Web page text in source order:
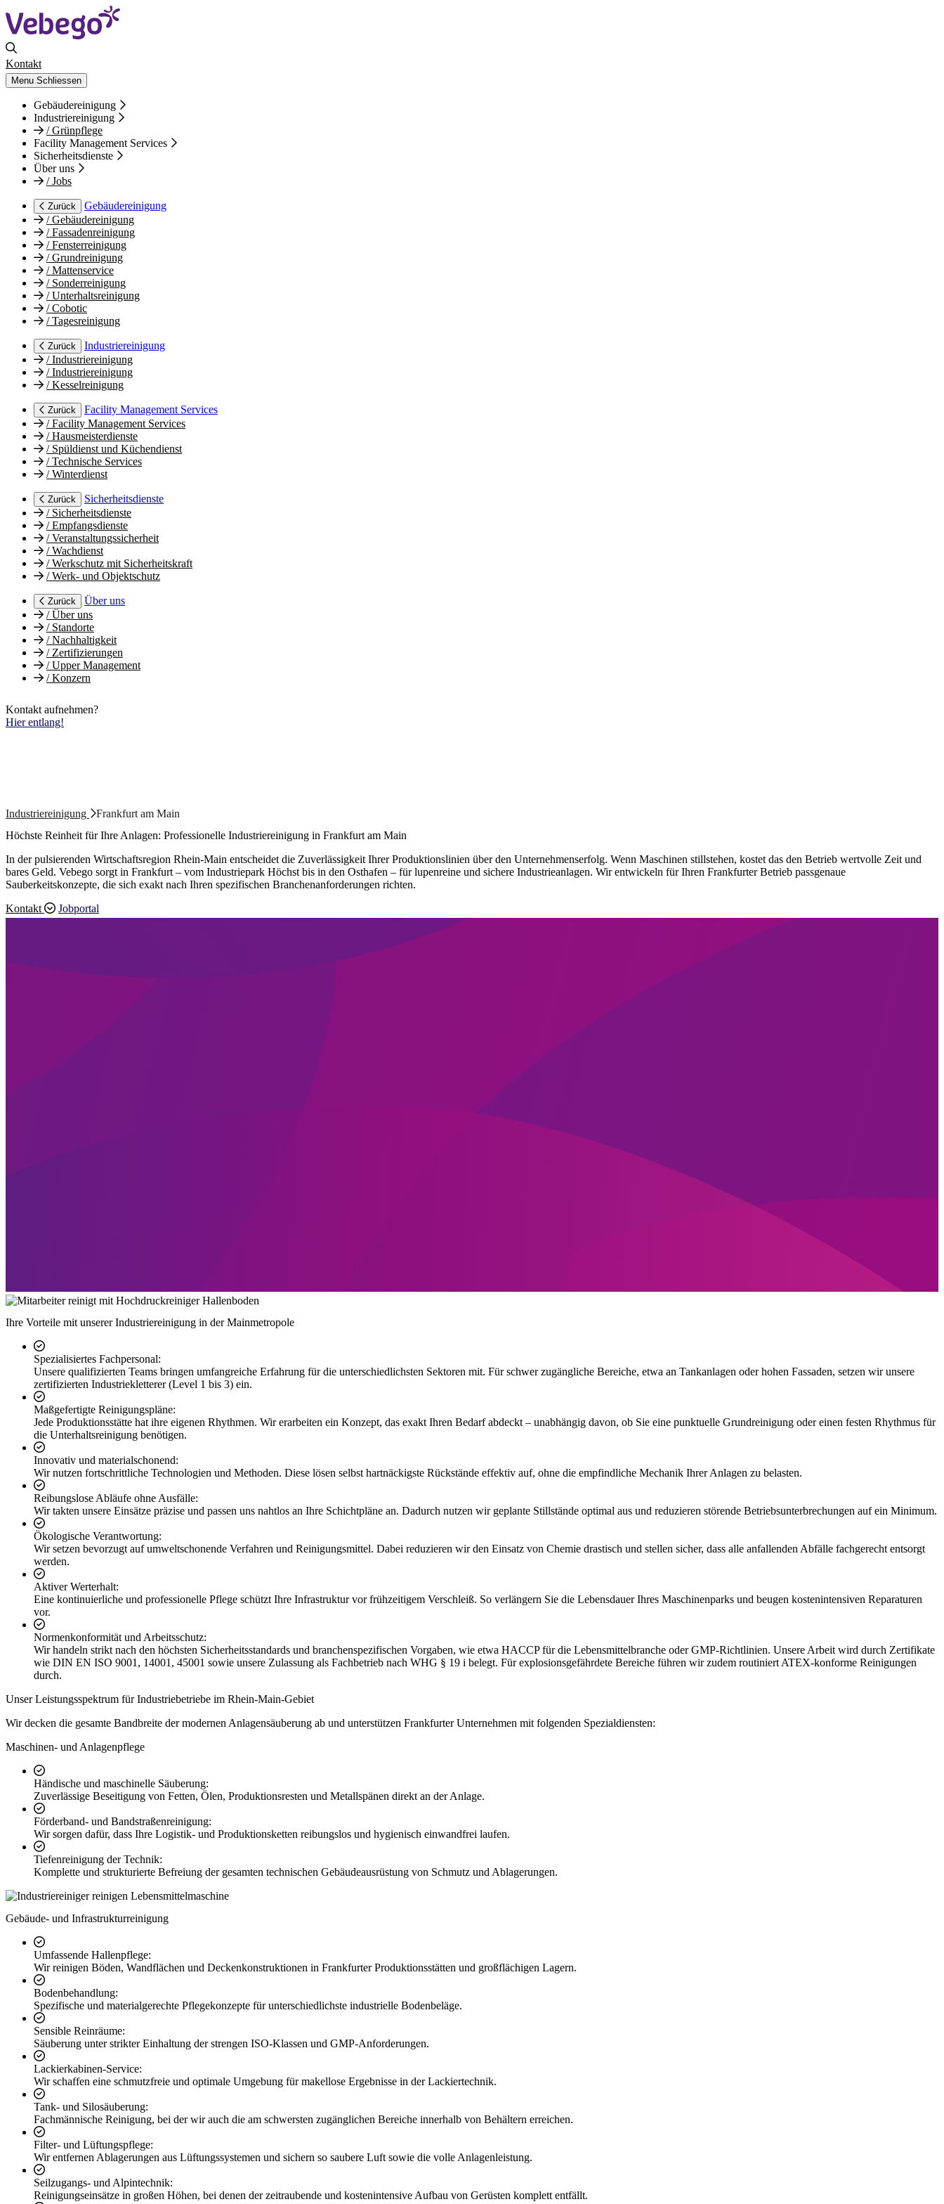
Kontakt
Menu Schliessen
Gebäudereinigung
Industriereinigung
/Grünpflege
Facility Management Services
Sicherheitsdienste
Über uns
/Jobs
Zurück
Gebäudereinigung
/Gebäudereinigung
/Fassadenreinigung
/Fensterreinigung
/Grundreinigung
/Mattenservice
/Sonderreinigung
/Unterhaltsreinigung
/Cobotic
/Tagesreinigung
Zurück
Industriereinigung
/Industriereinigung
/Industriereinigung
/Kesselreinigung
Zurück
Facility Management Services
/Facility Management Services
/Hausmeisterdienste
/Spüldienst und Küchendienst
/Technische Services
/Winterdienst
Zurück
Sicherheitsdienste
/Sicherheitsdienste
/Empfangsdienste
/Veranstaltungssicherheit
/Wachdienst
/Werkschutz mit Sicherheitskraft
/Werk- und Objektschutz
Zurück
Über uns
/Über uns
/Standorte
/Nachhaltigkeit
/Zertifizierungen
/Upper Management
/Konzern
Kontakt aufnehmen?
Hier entlang!
Industriereinigung
Frankfurt am Main
Höchste Reinheit für Ihre Anlagen: Professionelle Industriereinigung in Frankfurt am Main
In der pulsierenden Wirtschaftsregion Rhein-Main entscheidet die Zuverlässigkeit Ihrer Produktionslinien über den Unternehmenserfolg. Wenn Maschinen stillstehen, kostet das den Betrieb wertvolle Zeit und
bares Geld. Vebego sorgt in Frankfurt – vom Industriepark Höchst bis in den Osthafen – für lupenreine und sichere Industrieanlagen. Wir entwickeln für Ihren Frankfurter Betrieb passgenaue
Sauberkeitskonzepte, die sich exakt nach Ihren spezifischen Branchenanforderungen richten.
Kontakt
Jobportal
Ihre Vorteile mit unserer Industriereinigung in der Mainmetropole
Spezialisiertes Fachpersonal:
Unsere qualifizierten Teams bringen umfangreiche Erfahrung für die unterschiedlichsten Sektoren mit. Für schwer zugängliche Bereiche, etwa an Tankanlagen oder hohen Fassaden, setzen wir unsere
zertifizierten Industriekletterer (Level 1 bis 3) ein.
Maßgefertigte Reinigungspläne:
Jede Produktionsstätte hat ihre eigenen Rhythmen. Wir erarbeiten ein Konzept, das exakt Ihren Bedarf abdeckt – unabhängig davon, ob Sie eine punktuelle Grundreinigung oder einen festen Rhythmus für
die Unterhaltsreinigung benötigen.
Innovativ und materialschonend:
Wir nutzen fortschrittliche Technologien und Methoden. Diese lösen selbst hartnäckigste Rückstände effektiv auf, ohne die empfindliche Mechanik Ihrer Anlagen zu belasten.
Reibungslose Abläufe ohne Ausfälle:
Wir takten unsere Einsätze präzise und passen uns nahtlos an Ihre Schichtpläne an. Dadurch nutzen wir geplante Stillstände optimal aus und reduzieren störende Betriebsunterbrechungen auf ein Minimum.
Ökologische Verantwortung:
Wir setzen bevorzugt auf umweltschonende Verfahren und Reinigungsmittel. Dabei reduzieren wir den Einsatz von Chemie drastisch und stellen sicher, dass alle anfallenden Abfälle fachgerecht entsorgt
werden.
Aktiver Werterhalt:
Eine kontinuierliche und professionelle Pflege schützt Ihre Infrastruktur vor frühzeitigem Verschleiß. So verlängern Sie die Lebensdauer Ihres Maschinenparks und beugen kostenintensiven Reparaturen
vor.
Normenkonformität und Arbeitsschutz:
Wir handeln strikt nach den höchsten Sicherheitsstandards und branchenspezifischen Vorgaben, wie etwa HACCP für die Lebensmittelbranche oder GMP-Richtlinien. Unsere Arbeit wird durch Zertifikate
wie DIN EN ISO 9001, 14001, 45001 sowie unsere Zulassung als Fachbetrieb nach WHG § 19 i belegt. Für explosionsgefährdete Bereiche führen wir zudem routiniert ATEX-konforme Reinigungen
durch.
Unser Leistungsspektrum für Industriebetriebe im Rhein-Main-Gebiet
Wir decken die gesamte Bandbreite der modernen Anlagensäuberung ab und unterstützen Frankfurter Unternehmen mit folgenden Spezialdiensten:
Maschinen- und Anlagenpflege
Händische und maschinelle Säuberung:
Zuverlässige Beseitigung von Fetten, Ölen, Produktionsresten und Metallspänen direkt an der Anlage.
Förderband- und Bandstraßenreinigung:
Wir sorgen dafür, dass Ihre Logistik- und Produktionsketten reibungslos und hygienisch einwandfrei laufen.
Tiefenreinigung der Technik:
Komplette und strukturierte Befreiung der gesamten technischen Gebäudeausrüstung von Schmutz und Ablagerungen.
Gebäude- und Infrastrukturreinigung
Umfassende Hallenpflege:
Wir reinigen Böden, Wandflächen und Deckenkonstruktionen in Frankfurter Produktionsstätten und großflächigen Lagern.
Bodenbehandlung:
Spezifische und materialgerechte Pflegekonzepte für unterschiedlichste industrielle Bodenbeläge.
Sensible Reinräume:
Säuberung unter strikter Einhaltung der strengen ISO-Klassen und GMP-Anforderungen.
Lackierkabinen-Service:
Wir schaffen eine schmutzfreie und optimale Umgebung für makellose Ergebnisse in der Lackiertechnik.
Tank- und Silosäuberung:
Fachmännische Reinigung, bei der wir auch die am schwersten zugänglichen Bereiche innerhalb von Behältern erreichen.
Filter- und Lüftungspflege:
Wir entfernen Ablagerungen aus Lüftungssystemen und sichern so saubere Luft sowie die volle Anlagenleistung.
Seilzugangs- und Alpintechnik:
Reinigungseinsätze in großen Höhen, bei denen der zeitraubende und kostenintensive Aufbau von Gerüsten komplett entfällt.